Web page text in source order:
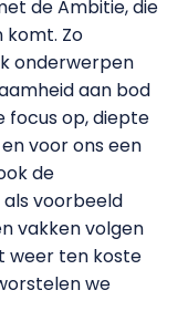
de Ambitie, die
Zo
onderwerpen
aan bod
focus op, diepte
voor ons een
de
voorbeeld
vakken volgen
weer ten koste
we